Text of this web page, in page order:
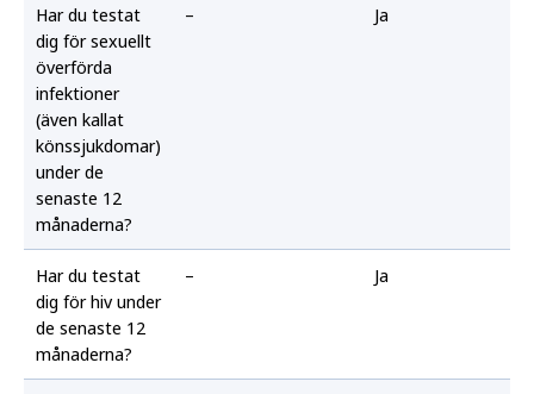
Har du testat
dig för sexuellt
överförda
infektioner
(även kallat
könssjukdomar)
under de
senaste 12
månaderna?
– Ja
Har du testat
dig för hiv under
de senaste 12
månaderna?
– Ja